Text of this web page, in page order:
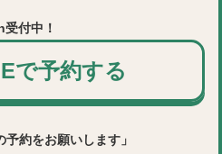
受付中！
で予約する
予約をお願いします」